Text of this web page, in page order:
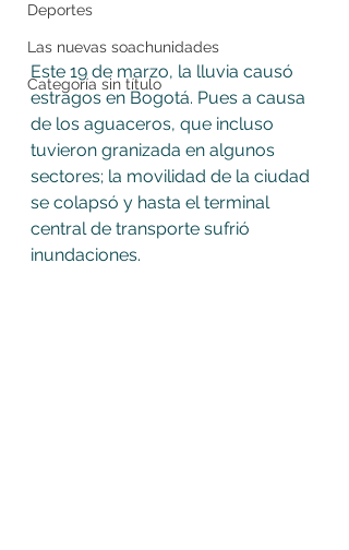
Deportes
Las nuevas soachunidades
Categoría sin título
Este 19 de marzo, la lluvia causó
estragos en Bogotá. Pues a causa
de los aguaceros, que incluso
tuvieron granizada en algunos
sectores; la movilidad de la ciudad
se colapsó y hasta el terminal
central de transporte sufrió
inundaciones.